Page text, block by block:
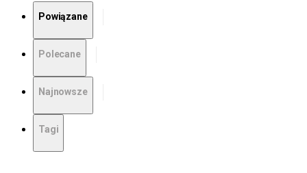
Powiązane
Polecane
Najnowsze
Tagi